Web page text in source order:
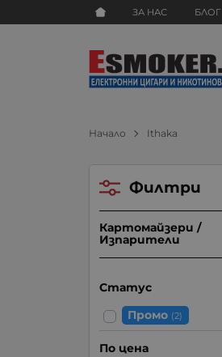
ЗА НАС БЛОГ
Начало Ithaka
Филтри
Картомайзери /
Изпарители
Статус
Промо (2)
По цена